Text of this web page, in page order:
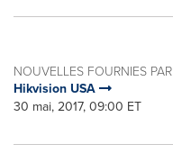
NOUVELLES FOURNIES PAR
Hikvision USA
30 mai, 2017, 09:00 ET